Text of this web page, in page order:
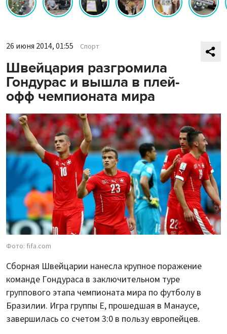
26 июня 2014, 01:55 Спорт
Швейцария разгромила
Гондурас и вышла в плей-
офф чемпионата мира
Фото: fifa.com
Сборная Швейцарии нанесла крупное поражение
команде Гондураса в заключительном туре
группового этапа чемпионата мира по футболу в
Бразилии. Игра группы E, прошедшая в Манаусе,
завершилась со счетом 3:0 в пользу европейцев.